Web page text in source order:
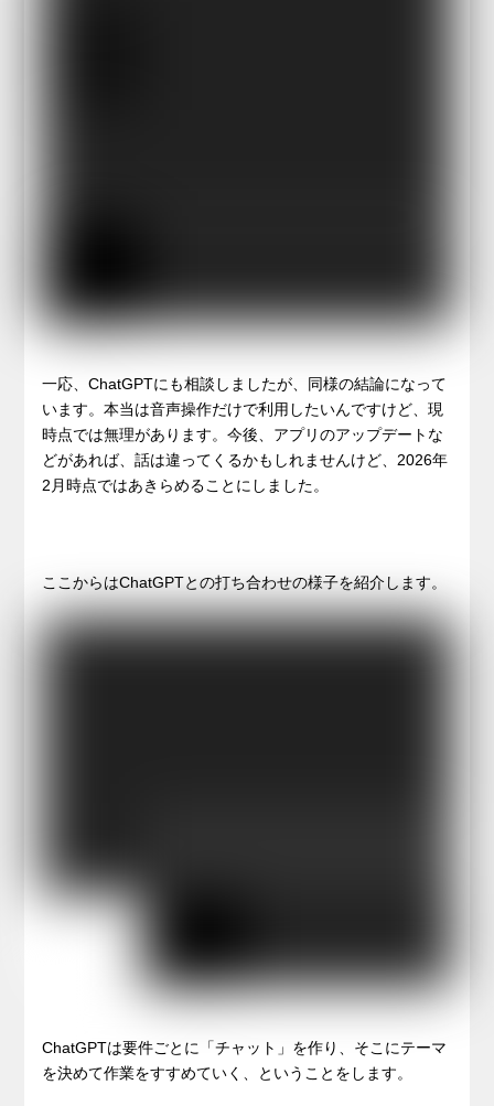
一応、ChatGPTにも相談しましたが、同様の結論になって
います。本当は音声操作だけで利用したいんですけど、現
時点では無理があります。今後、アプリのアップデートな
どがあれば、話は違ってくるかもしれませんけど、2026年
2月時点ではあきらめることにしました。
ここからはChatGPTとの打ち合わせの様子を紹介します。
ChatGPTは要件ごとに「チャット」を作り、そこにテーマ
を決めて作業をすすめていく、ということをします。